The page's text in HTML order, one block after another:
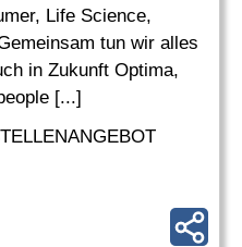
Life Science,
tun wir alles
in Zukunft Optima,
[...]